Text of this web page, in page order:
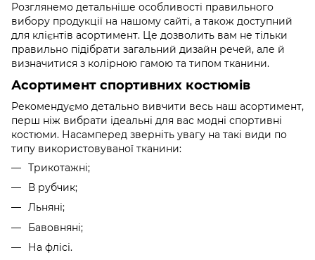
Розглянемо детальніше особливості правильного
вибору продукції на нашому сайті, а також доступний
для клієнтів асортимент. Це дозволить вам не тільки
правильно підібрати загальний дизайн речей, але й
визначитися з колірною гамою та типом тканини.
Асортимент спортивних костюмів
Рекомендуємо детально вивчити весь наш асортимент,
перш ніж вибрати ідеальні для вас модні спортивні
костюми. Насамперед зверніть увагу на такі види по
типу використовуваної тканини:
Трикотажні;
В рубчик;
Льняні;
Бавовняні;
На флісі.